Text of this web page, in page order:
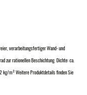
verarbeitungsfertiger Wand- und
zur rationellen Beschichtung. Dichte: ca.
m² Weitere Produktdetails finden Sie